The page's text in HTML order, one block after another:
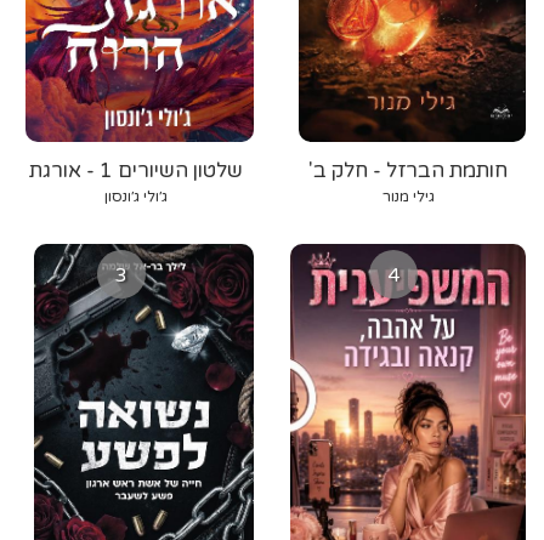
שלטון השיורים 1 - אורגת
הרוח
ג׳ולי ג׳ונסון
חותמת הברזל - חלק ב'
גילי מנור
3 4